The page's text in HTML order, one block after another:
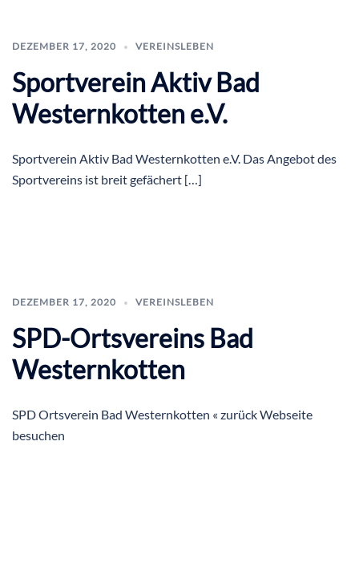
DEZEMBER 17, 2020 VEREINSLEBEN
Sportverein Aktiv Bad
Westernkotten e.V.
Sportverein Aktiv Bad Westernkotten e.V. Das Angebot des
Sportvereins ist breit gefächert […]
DEZEMBER 17, 2020 VEREINSLEBEN
SPD-Ortsvereins Bad
Westernkotten
SPD Ortsverein Bad Westernkotten « zurück Webseite
besuchen